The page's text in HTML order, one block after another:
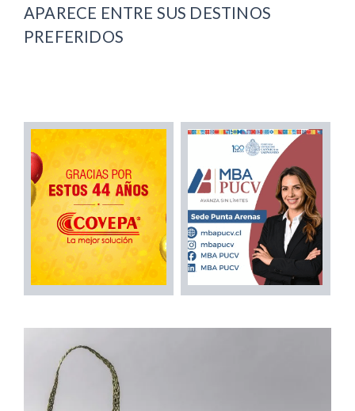
APARECE ENTRE SUS DESTINOS
PREFERIDOS